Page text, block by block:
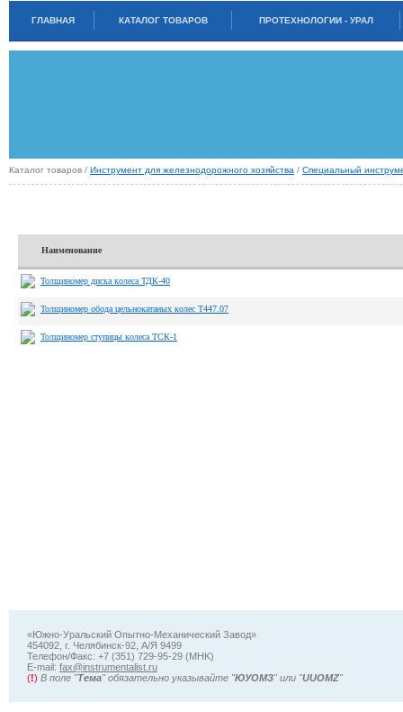
ГЛАВНАЯ КАТАЛОГ ТОВАРОВ ПРОТЕХНОЛОГИИ - УРАЛ
Каталог товаров / Инструмент для железнодорожного хозяйства / Специальный
Наименование
Толщиномер диска колеса ТДК-40
Толщиномер обода цельнокатаных колес Т447.07
Толщиномер ступицы колеса ТСК-1
«Южно-Уральский Опытно-Механический Завод»
454092, г. Челябинск-92, А/Я 9499
Телефон/Факс: +7 (351) 729-95-29 (MHK)
Е-mail: fax@instrumentalist.ru
(!) В поле "Тема" обязательно указывайте "ЮУОМЗ" или "UUOMZ"